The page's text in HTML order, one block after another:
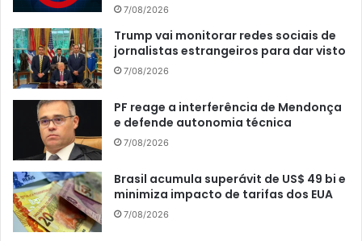
7/08/2026
Trump vai monitorar redes sociais de
jornalistas estrangeiros para dar visto
7/08/2026
PF reage a interferência de Mendonça
e defende autonomia técnica
7/08/2026
Brasil acumula superávit de US$ 49 bi e
minimiza impacto de tarifas dos EUA
7/08/2026